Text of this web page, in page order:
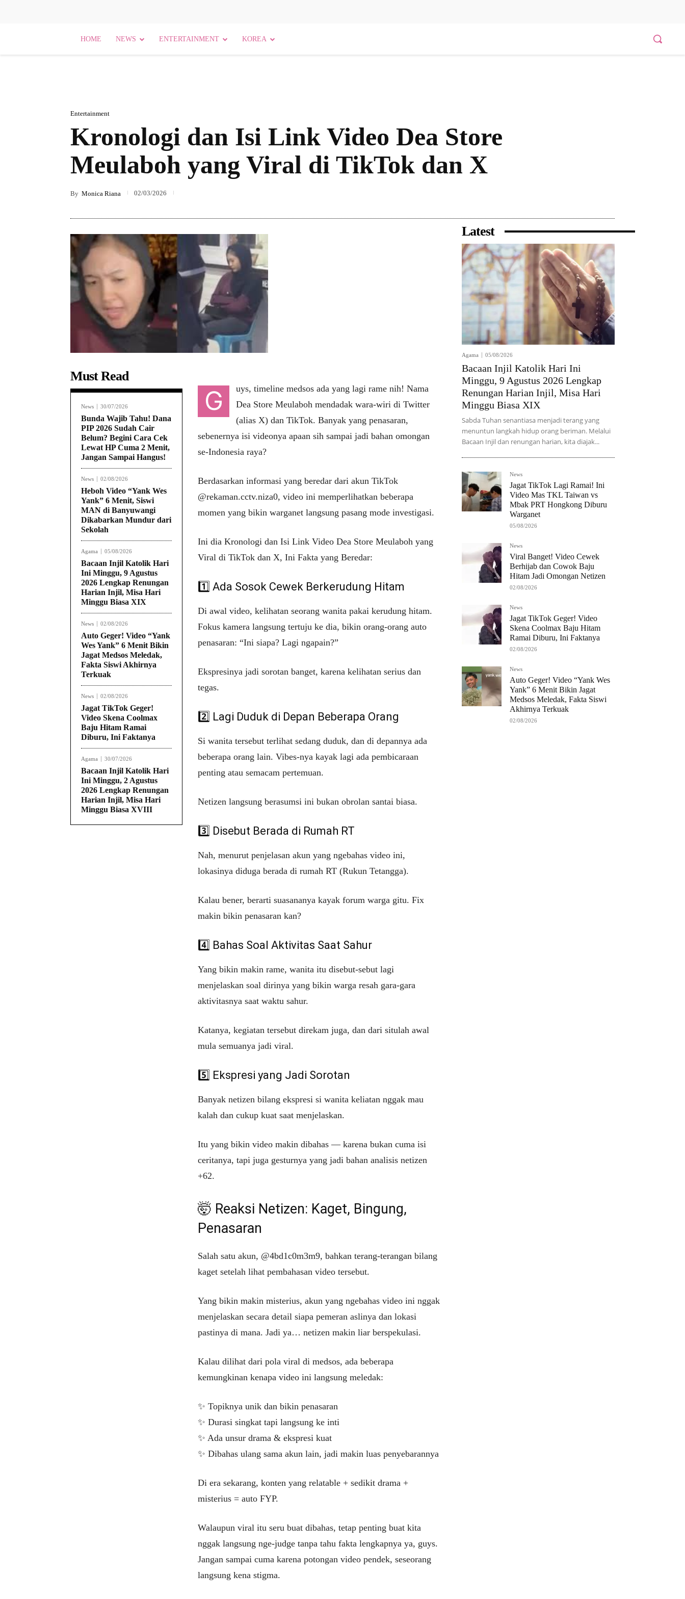
HOME NEWS ENTERTAINMENT KOREA
Entertainment
Kronologi dan Isi Link Video Dea Store
Meulaboh yang Viral di TikTok dan X
By Monica Riana 02/03/2026
Must Read
News 30/07/2026
Bunda Wajib Tahu! Dana
PIP 2026 Sudah Cair
Belum? Begini Cara Cek
Lewat HP Cuma 2 Menit,
Jangan Sampai Hangus!
News 02/08/2026
Heboh Video “Yank Wes
Yank” 6 Menit, Siswi
MAN di Banyuwangi
Dikabarkan Mundur dari
Sekolah
Agama 05/08/2026
Bacaan Injil Katolik Hari
Ini Minggu, 9 Agustus
2026 Lengkap Renungan
Harian Injil, Misa Hari
Minggu Biasa XIX
News 02/08/2026
Auto Geger! Video “Yank
Wes Yank” 6 Menit Bikin
Jagat Medsos Meledak,
Fakta Siswi Akhirnya
Terkuak
News 02/08/2026
Jagat TikTok Geger!
Video Skena Coolmax
Baju Hitam Ramai
Diburu, Ini Faktanya
Agama 30/07/2026
Bacaan Injil Katolik Hari
Ini Minggu, 2 Agustus
2026 Lengkap Renungan
Harian Injil, Misa Hari
Minggu Biasa XVIII
G
uys, timeline medsos ada yang lagi rame nih! Nama
Dea Store Meulaboh mendadak wara-wiri di Twitter
(alias X) dan TikTok. Banyak yang penasaran,
sebenernya isi videonya apaan sih sampai jadi bahan omongan
se-Indonesia raya?
Berdasarkan informasi yang beredar dari akun TikTok
@rekaman.cctv.niza0, video ini memperlihatkan beberapa
momen yang bikin warganet langsung pasang mode investigasi.
Ini dia Kronologi dan Isi Link Video Dea Store Meulaboh yang
Viral di TikTok dan X, Ini Fakta yang Beredar:
1️⃣ Ada Sosok Cewek Berkerudung Hitam
Di awal video, kelihatan seorang wanita pakai kerudung hitam.
Fokus kamera langsung tertuju ke dia, bikin orang-orang auto
penasaran: “Ini siapa? Lagi ngapain?”
Ekspresinya jadi sorotan banget, karena kelihatan serius dan
tegas.
2️⃣ Lagi Duduk di Depan Beberapa Orang
Si wanita tersebut terlihat sedang duduk, dan di depannya ada
beberapa orang lain. Vibes-nya kayak lagi ada pembicaraan
penting atau semacam pertemuan.
Netizen langsung berasumsi ini bukan obrolan santai biasa.
3️⃣ Disebut Berada di Rumah RT
Nah, menurut penjelasan akun yang ngebahas video ini,
lokasinya diduga berada di rumah RT (Rukun Tetangga).
Kalau bener, berarti suasananya kayak forum warga gitu. Fix
makin bikin penasaran kan?
4️⃣ Bahas Soal Aktivitas Saat Sahur
Yang bikin makin rame, wanita itu disebut-sebut lagi
menjelaskan soal dirinya yang bikin warga resah gara-gara
aktivitasnya saat waktu sahur.
Katanya, kegiatan tersebut direkam juga, dan dari situlah awal
mula semuanya jadi viral.
5️⃣ Ekspresi yang Jadi Sorotan
Banyak netizen bilang ekspresi si wanita keliatan nggak mau
kalah dan cukup kuat saat menjelaskan.
Itu yang bikin video makin dibahas — karena bukan cuma isi
ceritanya, tapi juga gesturnya yang jadi bahan analisis netizen
+62.
🤯 Reaksi Netizen: Kaget, Bingung,
Penasaran
Salah satu akun, @4bd1c0m3m9, bahkan terang-terangan bilang
kaget setelah lihat pembahasan video tersebut.
Yang bikin makin misterius, akun yang ngebahas video ini nggak
menjelaskan secara detail siapa pemeran aslinya dan lokasi
pastinya di mana. Jadi ya… netizen makin liar berspekulasi.
Kalau dilihat dari pola viral di medsos, ada beberapa
kemungkinan kenapa video ini langsung meledak:
✨ Topiknya unik dan bikin penasaran
✨ Durasi singkat tapi langsung ke inti
✨ Ada unsur drama & ekspresi kuat
✨ Dibahas ulang sama akun lain, jadi makin luas penyebarannya
Di era sekarang, konten yang relatable + sedikit drama +
misterius = auto FYP.
Walaupun viral itu seru buat dibahas, tetap penting buat kita
nggak langsung nge-judge tanpa tahu fakta lengkapnya ya, guys.
Jangan sampai cuma karena potongan video pendek, seseorang
langsung kena stigma.
Latest
Agama 05/08/2026
Bacaan Injil Katolik Hari Ini
Minggu, 9 Agustus 2026 Lengkap
Renungan Harian Injil, Misa Hari
Minggu Biasa XIX
Sabda Tuhan senantiasa menjadi terang yang
menuntun langkah hidup orang beriman. Melalui
Bacaan Injil dan renungan harian, kita diajak...
News
Jagat TikTok Lagi Ramai! Ini
Video Mas TKL Taiwan vs
Mbak PRT Hongkong Diburu
Warganet
05/08/2026
News
Viral Banget! Video Cewek
Berhijab dan Cowok Baju
Hitam Jadi Omongan Netizen
02/08/2026
News
Jagat TikTok Geger! Video
Skena Coolmax Baju Hitam
Ramai Diburu, Ini Faktanya
02/08/2026
News
Auto Geger! Video “Yank Wes
Yank” 6 Menit Bikin Jagat
Medsos Meledak, Fakta Siswi
Akhirnya Terkuak
02/08/2026